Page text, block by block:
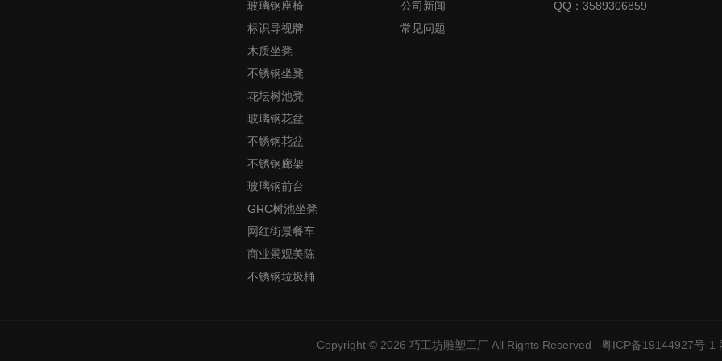
玻璃钢座椅
标识导视牌
木质坐凳
不锈钢坐凳
花坛树池凳
玻璃钢花盆
不锈钢花盆
不锈钢廊架
玻璃钢前台
GRC树池坐凳
网红街景餐车
商业景观美陈
不锈钢垃圾桶
公司新闻
常见问题
QQ：3589306859
Copyright © 2026 巧工坊雕塑工厂All Rights Reserved 粤ICP备19144927号-1